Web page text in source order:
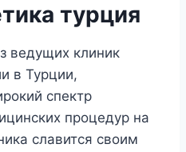
турция
ведущих клиник
в Турции,
спектр
процедур на
славится своим